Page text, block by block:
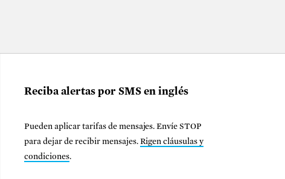
Reciba alertas por SMS en inglés
Pueden aplicar tarifas de mensajes. Envíe STOP
para dejar de recibir mensajes. Rigen cláusulas y
condiciones.